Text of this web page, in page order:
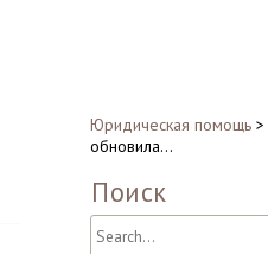
Юридическая помощь >
обновила…
Поиск